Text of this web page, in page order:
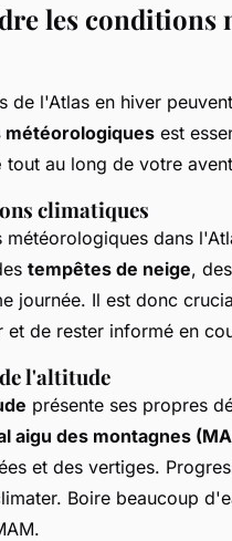
les conditions
de l'Atlas en hiver
météorologiques est
tout au long de votre
climatiques
météorologiques dans
tempêtes de neige, des
journée. Il est donc
et de rester informé en
l'altitude
présente ses propres
aigu des montagnes
et des vertiges.
Boire beaucoup